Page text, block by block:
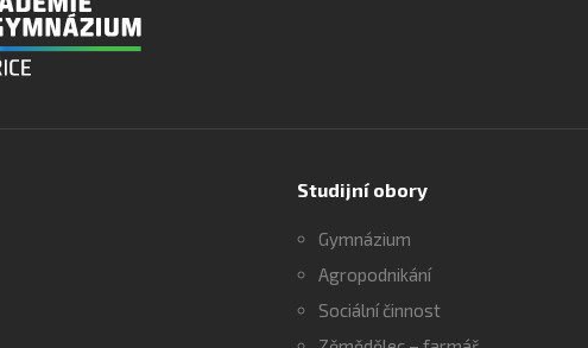
Studijní obory
Gymnázium
Agropodnikání
Sociální činnost